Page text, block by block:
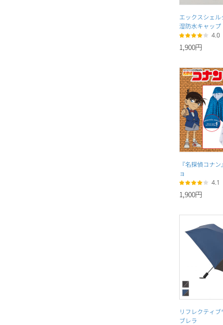
エックスシェル
湿防水キャップ
4.0
1,900円
『名探偵コナ
ョ
4.1
1,900円
リフレクティ
ブレラ